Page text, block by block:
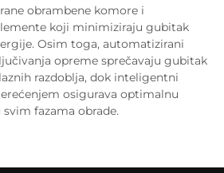
obrambene komore i
koji minimiziraju gubitak
Osim toga, automatizirani
opreme sprečavaju gubitak
razdoblja, dok inteligentni
osigurava optimalnu
fazama obrade.